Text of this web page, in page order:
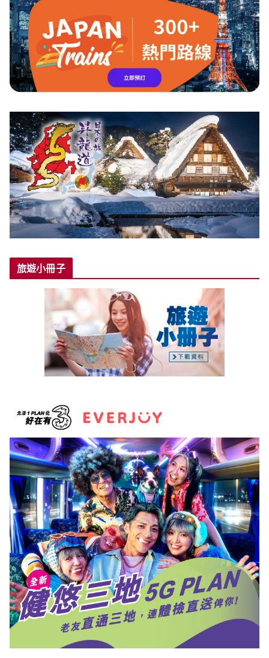
旅遊小冊子